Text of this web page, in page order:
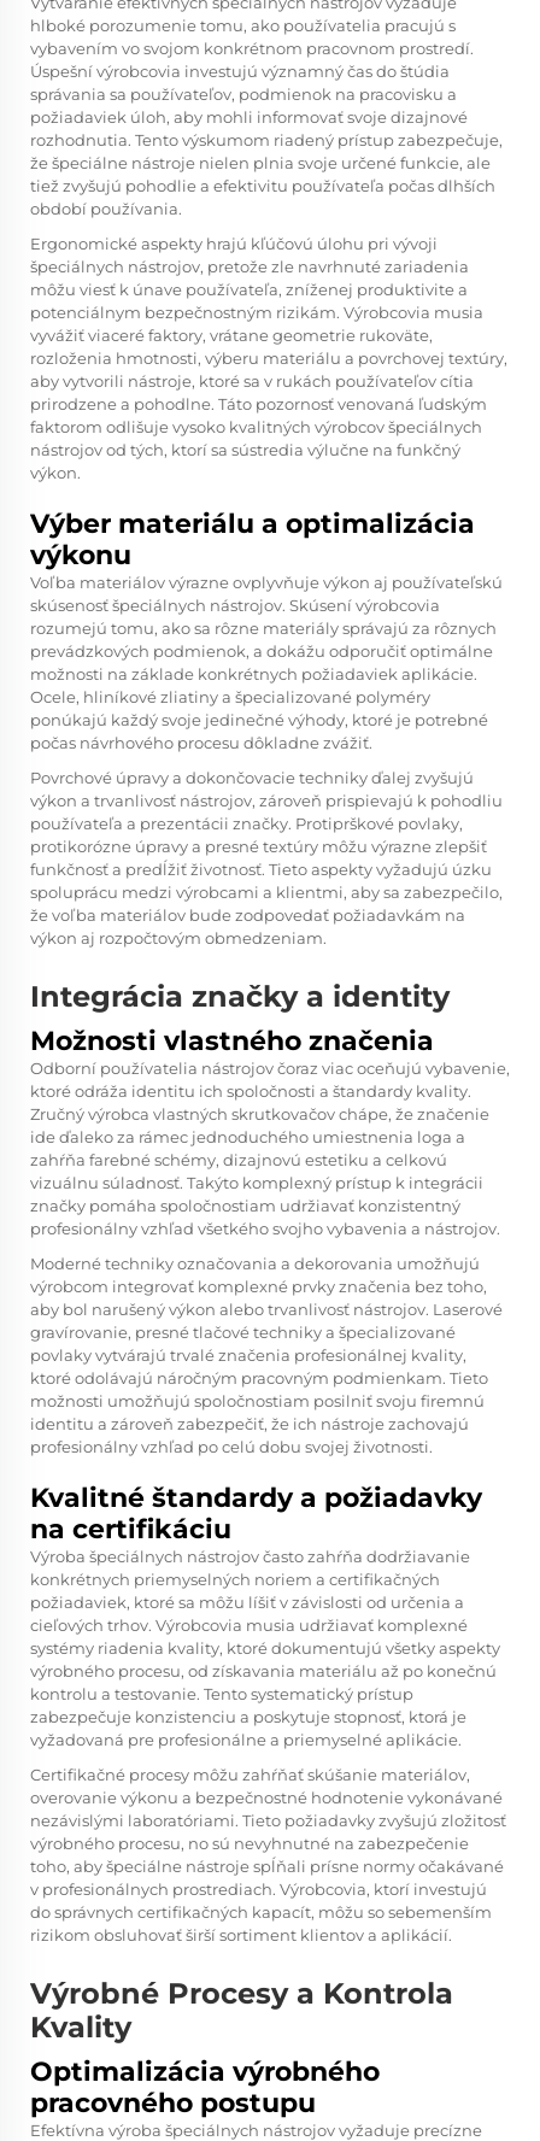
hlboké porozumenie tomu, ako používatelia pracujú s
vybavením vo svojom konkrétnom pracovnom prostredí.
Úspešní výrobcovia investujú významný čas do štúdia
správania sa používateľov, podmienok na pracovisku a
požiadaviek úloh, aby mohli informovať svoje dizajnové
rozhodnutia. Tento výskumom riadený prístup zabezpečuje,
že špeciálne nástroje nielen plnia svoje určené funkcie, ale
tiež zvyšujú pohodlie a efektivitu používateľa počas dlhších
období používania.
Ergonomické aspekty hrajú kľúčovú úlohu pri vývoji
špeciálnych nástrojov, pretože zle navrhnuté zariadenia
môžu viesť k únave používateľa, zníženej produktivite a
potenciálnym bezpečnostným rizikám. Výrobcovia musia
vyvážiť viaceré faktory, vrátane geometrie rukoväte,
rozloženia hmotnosti, výberu materiálu a povrchovej textúry,
aby vytvorili nástroje, ktoré sa v rukách používateľov cítia
prirodzene a pohodlne. Táto pozornosť venovaná ľudským
faktorom odlišuje vysoko kvalitných výrobcov špeciálnych
nástrojov od tých, ktorí sa sústredia výlučne na funkčný
výkon.
Výber materiálu a optimalizácia
výkonu
Voľba materiálov výrazne ovplyvňuje výkon aj používateľskú
skúsenosť špeciálnych nástrojov. Skúsení výrobcovia
rozumejú tomu, ako sa rôzne materiály správajú za rôznych
prevádzkových podmienok, a dokážu odporučiť optimálne
možnosti na základe konkrétnych požiadaviek aplikácie.
Ocele, hliníkové zliatiny a špecializované polyméry
ponúkajú každý svoje jedinečné výhody, ktoré je potrebné
počas návrhového procesu dôkladne zvážiť.
Povrchové úpravy a dokončovacie techniky ďalej zvyšujú
výkon a trvanlivosť nástrojov, zároveň prispievajú k pohodliu
používateľa a prezentácii značky. Protiprškové povlaky,
protikorózne úpravy a presné textúry môžu výrazne zlepšiť
funkčnosť a predĺžiť životnosť. Tieto aspekty vyžadujú úzku
spoluprácu medzi výrobcami a klientmi, aby sa zabezpečilo,
že voľba materiálov bude zodpovedať požiadavkám na
výkon aj rozpočtovým obmedzeniam.
Integrácia značky a identity
Možnosti vlastného značenia
Odborní používatelia nástrojov čoraz viac oceňujú vybavenie,
ktoré odráža identitu ich spoločnosti a štandardy kvality.
Zručnývýrobca vlastných skrutkovačovchápe, že značenie
ide ďaleko za rámec jednoduchého umiestnenia loga a
zahŕňa farebné schémy, dizajnovú estetiku a celkovú
vizuálnu súladnosť. Takýto komplexný prístup k integrácii
značky pomáha spoločnostiam udržiavať konzistentný
profesionálny vzhľad všetkého svojho vybavenia a nástrojov.
Moderné techniky označovania a dekorovania umožňujú
výrobcom integrovať komplexné prvky značenia bez toho,
aby bol narušený výkon alebo trvanlivosť nástrojov. Laserové
gravírovanie, presné tlačové techniky a špecializované
povlaky vytvárajú trvalé značenia profesionálnej kvality,
ktoré odolávajú náročným pracovným podmienkam. Tieto
možnosti umožňujú spoločnostiam posilniť svoju firemnú
identitu a zároveň zabezpečiť, že ich nástroje zachovajú
profesionálny vzhľad po celú dobu svojej životnosti.
Kvalitné štandardy a požiadavky
na certifikáciu
Výroba špeciálnych nástrojov často zahŕňa dodržiavanie
konkrétnych priemyselných noriem a certifikačných
požiadaviek, ktoré sa môžu líšiť v závislosti od určenia a
cieľových trhov. Výrobcovia musia udržiavať komplexné
systémy riadenia kvality, ktoré dokumentujú všetky aspekty
výrobného procesu, od získavania materiálu až po konečnú
kontrolu a testovanie. Tento systematický prístup
zabezpečuje konzistenciu a poskytuje stopnosť, ktorá je
vyžadovaná pre profesionálne a priemyselné aplikácie.
Certifikačné procesy môžu zahŕňať skúšanie materiálov,
overovanie výkonu a bezpečnostné hodnotenie vykonávané
nezávislými laboratóriami. Tieto požiadavky zvyšujú zložitosť
výrobného procesu, no sú nevyhnutné na zabezpečenie
toho, aby špeciálne nástroje spĺňali prísne normy očakávané
v profesionálnych prostrediach. Výrobcovia, ktorí investujú
do správnych certifikačných kapacít, môžu so sebemenším
rizikom obsluhovať širší sortiment klientov a aplikácií.
Výrobné Procesy a Kontrola
Kvality
Optimalizácia výrobného
pracovného postupu
Efektívna výroba špeciálnych nástrojov vyžaduje precízne